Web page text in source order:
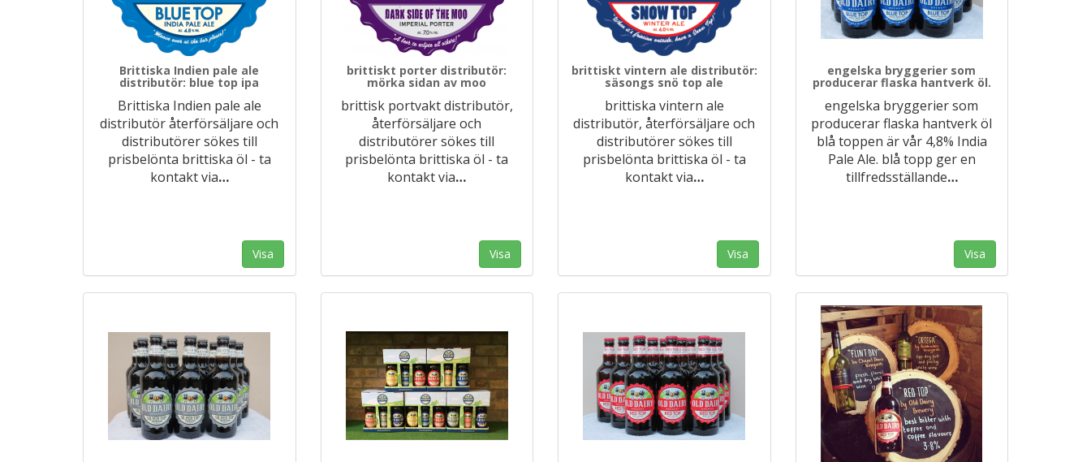
Brittiska Indien pale ale
distributör: blue top ipa
Brittiska Indien pale ale
distributör återförsäljare och
distributörer sökes till
prisbelönta brittiska öl - ta
kontakt via…
Visa
brittiskt porter distributör:
mörka sidan av moo
brittisk portvakt distributör,
återförsäljare och
distributörer sökes till
prisbelönta brittiska öl - ta
kontakt via…
Visa
brittiskt vintern ale distributör:
säsongs snö top ale
brittiska vintern ale
distributör, återförsäljare och
distributörer sökes till
prisbelönta brittiska öl - ta
kontakt via…
Visa
engelska bryggerier som
producerar flaska hantverk öl.
engelska bryggerier som
producerar flaska hantverk öl
blå toppen är vår 4,8% India
Pale Ale. blå topp ger en
tillfredsställande…
Visa